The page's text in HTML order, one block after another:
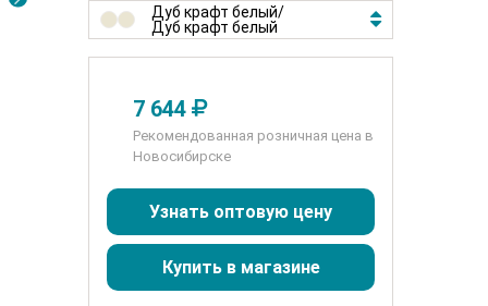
Дуб крафт белый/
Дуб крафт белый
7 644
Рекомендованная розничная цена в
Новосибирске
Узнать оптовую цену
Купить в магазине